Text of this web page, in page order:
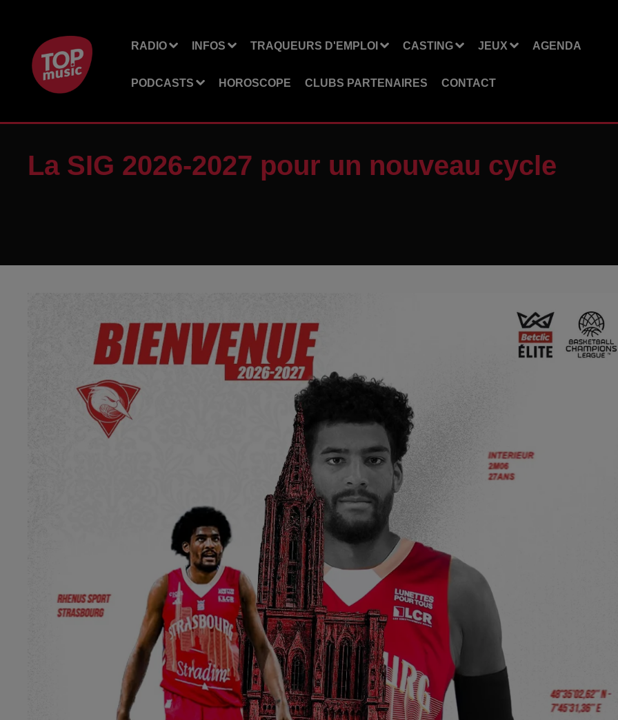
RADIO INFOS TRAQUEURS D'EMPLOI CASTING JEUX AGENDA
PODCASTS HOROSCOPE CLUBS PARTENAIRES CONTACT
La SIG 2026-2027 pour un nouveau cycle